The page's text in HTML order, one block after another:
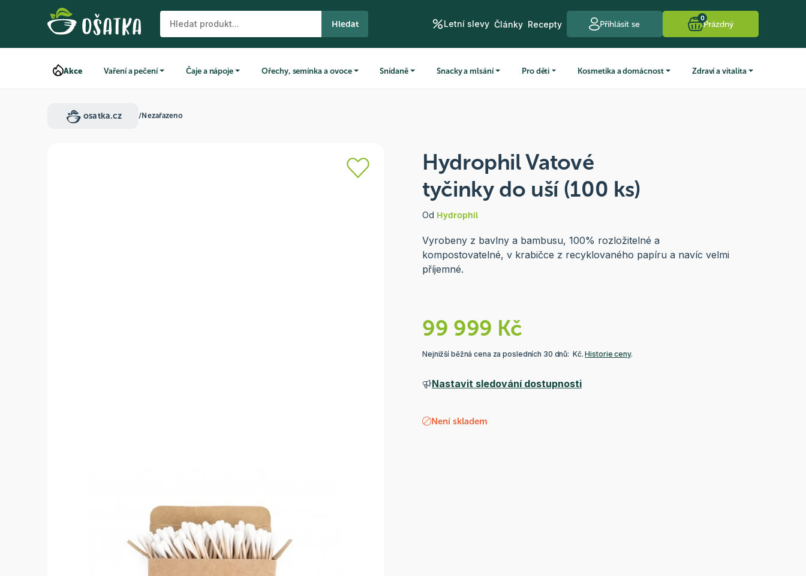
Hledat Letní slevy Články Recepty Přihlásit se
0
Prázdný
Akce Vaření a pečení Čaje a nápoje Ořechy, semínka a ovoce Snídaně Snacky a mlsání Pro děti Kosmetika a domácnost Zdraví a vitalita
osatka.cz /Nezařazeno
Hydrophil Vatové
tyčinky do uší (100 ks)
Od Hydrophil
Vyrobeny z bavlny a bambusu, 100% rozložitelné a
kompostovatelné, v krabičce z recyklovaného papíru a navíc velmi
příjemné.
99 999 Kč
Nejnižší běžná cena za posledních 30 dnů: Kč.Historie ceny.
Nastavit sledování dostupnosti
Není skladem